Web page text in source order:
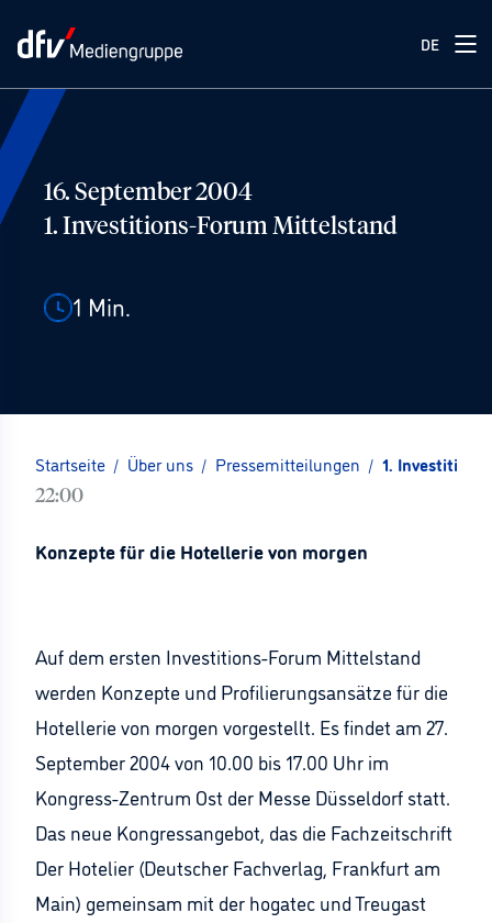
DE
16. September 2004
1. Investitions-Forum Mittelstand
1 Min.
Startseite / Über uns / Pressemitteilungen / 1.
22:00
Konzepte für die Hotellerie von morgen
Auf dem ersten Investitions-Forum Mittelstand
werden Konzepte und Profilierungsansätze für die
Hotellerie von morgen vorgestellt. Es findet am 27.
September 2004 von 10.00 bis 17.00 Uhr im
Kongress-Zentrum Ost der Messe Düsseldorf statt.
Das neue Kongressangebot, das die Fachzeitschrift
Der Hotelier (Deutscher Fachverlag, Frankfurt am
Main) gemeinsam mit der hogatec und Treugast